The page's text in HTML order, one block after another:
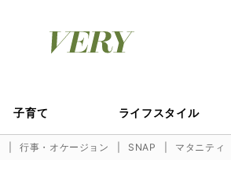
子育て ライフスタイル
行事・オケージョン SNAP マタニティ